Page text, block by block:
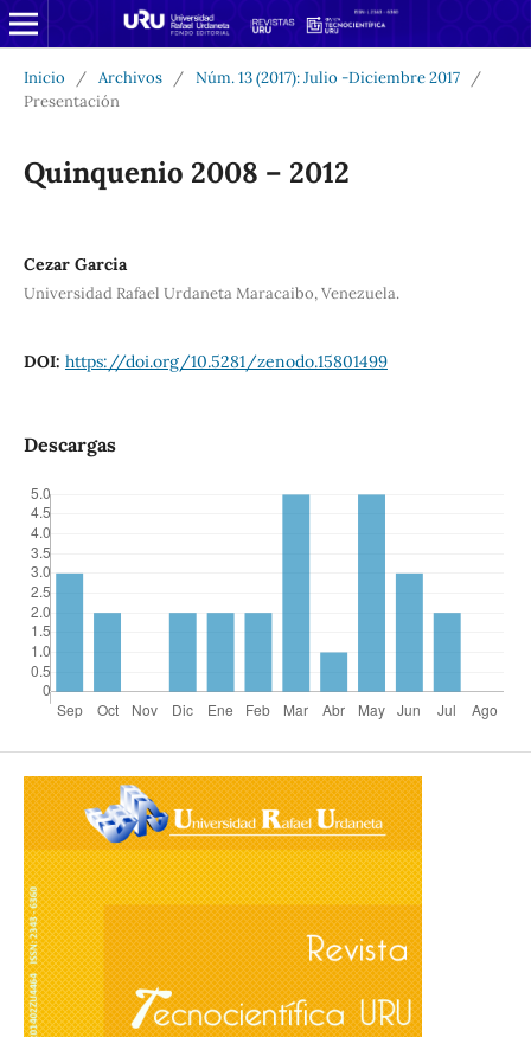
Inicio / Archivos / Núm. 13 (2017): Julio -Diciembre 2017
/
Presentación
Quinquenio 2008 – 2012
Cezar Garcia
Universidad Rafael Urdaneta Maracaibo, Venezuela.
DOI: https://doi.org/10.5281/zenodo.15801499
Descargas